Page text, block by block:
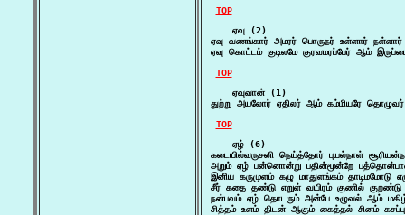
TOP
    ஏவு (2)
ஏவு வணங்கார் அமரர் பொருநர் உள்ளார்
ஏவு கொட்டம் குடிலமே குரவமரப்பேர் ஆம்
TOP
    ஏவுவான் (1)
துற்று அயலோர் ஏதிலர் ஆம் கம்மியரே
TOP
    ஏழ் (6)
கடையில்வருசனி நெய்த்தோர் புயல்நாள்
அறும் ஏழ் பன்னொன்று பதின்மூன்றே
இனிய கருமுளம் கழு மாதுளங்கம்
சீர் கதை தண்டு எறுள் வயிரம் குணில் குறண்டு
நன்பவம் ஏழ் தொடரும் அன்பே உழுவல் ஆம்
சித்தம் உளம் திடன் ஆகும் கைத்தல் சினம்